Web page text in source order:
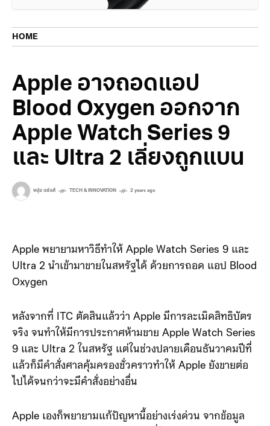
HOME
Apple อาจถอดแอป
Blood Oxygen ออกจาก
Apple Watch Series 9
และ Ultra 2 เลี่ยงถูกแบน
หนุ่ย แซ่แต้ TECH & INNOVATION 2 years ago
Apple พยายามหาวิธีทำให้ Apple Watch Series 9 และ
Ultra 2 นำเข้ามาขายในสหรัฐได้ ด้วยการถอด แอป Blood
Oxygen
หลังจากที่ ITC ตัดสินแล้วว่า Apple มีการละเมิดสิทธิบัตร
จริง จนทำให้มีการประกาศห้ามขาย Apple Watch Series
9 และ Ultra 2 ในสหรัฐ แต่ในช่วงปลายเดือนธันวาคมปีที่
แล้วก็มีคำสั่งศาลคุ้มครองชั่วคราวทำให้ Apple ยังขายต่อ
ไปได้จนกว่าจะมีคำสั่งอย่างอื่น
Apple เองก็พยายามแก้ปัญหานี้อย่างเร่งด่วน จากข้อมูล